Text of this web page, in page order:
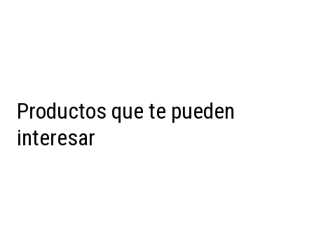
Productos que te pueden
interesar